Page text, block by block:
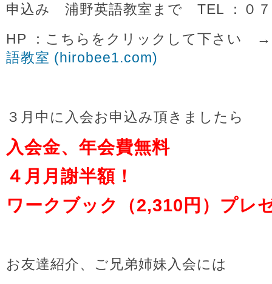
申込み 浦野英語教室まで TEL ：０７
HP ：こちらをクリックして下さ
語教室 (hirobee1.com)
３月中に入会お申込み頂きましたら
入会金、年会費無料
４月月謝半額！
ワークブック（2,310円）プレ
お友達紹介、ご兄弟姉妹入会には